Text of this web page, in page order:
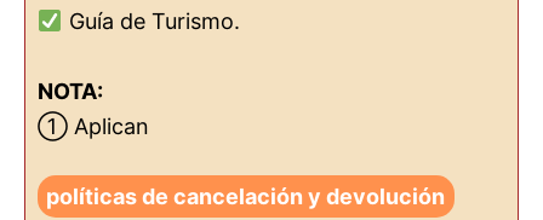
Guía de Turismo.
NOTA:
① Aplican
políticas de cancelación y devolución